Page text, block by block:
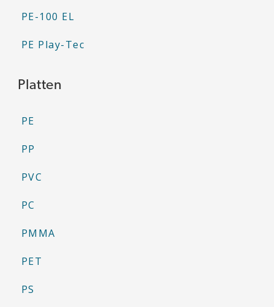
Platten
PE
PP
PVC
PC
PMMA
PET
PS
PE-100 EL
PE Play-Tec